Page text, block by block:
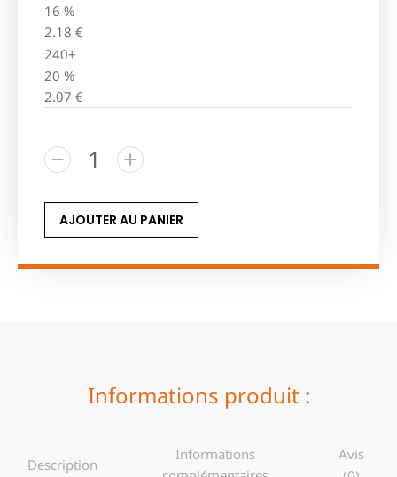
16 %
2.18 €
240+
20 %
2.07 €
AJOUTER AU PANIER
Informations produit :
Description
Informations
Avis